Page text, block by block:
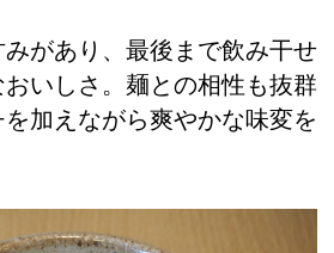
があり、最後まで飲み干せ
いしさ。麺との相性も抜群
加えながら爽やかな味変を